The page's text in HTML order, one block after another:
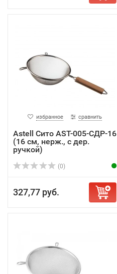
избранное сравнить
Astell Сито AST-005-СДР-16
(16 см, нерж., с дер.
ручкой)
(0)
327,77 руб.